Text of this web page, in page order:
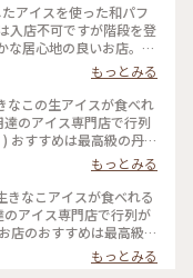
アイスを使った和パフ
入店不可ですが階段を登
居心地の良いお店。
使った和なものからティ
を使ったものなど様々。
、焼き菓子、クロックム
す。 こちらもアニメ・
きなこ #黒ゴマ #アイス
クリーム #かき氷 #フォトジェニック #名探偵コナン
もっとみる
なこの生アイスが食べれ
のアイス専門店で行列
おすすめは最高級の丹波
きたてきなな』。(600円
を一切使ってません。
本当においしかったので
つになりました♡ #京
覚ゴーラー隊#きなこ
もっとみる
きなこアイスが食べれる
アイス専門店で行列が
店のおすすめは最高級の
『できたてきなな』。
料、卵を一切使ってま
もっとみる